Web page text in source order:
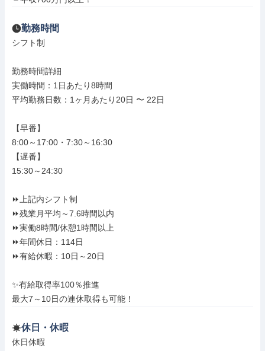
勤務時間
シフト制
勤務時間詳細
実働時間：1日あたり8時間
平均勤務日数：1ヶ月あたり20日 〜 22日
【早番】
8:00～17:00・7:30～16:30
【遅番】
15:30～24:30
⏩上記内シフト制
⏩残業月平均～7.6時間以内
⏩実働8時間/休憩1時間以上
⏩年間休日：114日
⏩有給休暇：10日～20日
✨有給取得率100％推進
最大7～10日の連休取得も可能！
休日・休暇
休日休暇